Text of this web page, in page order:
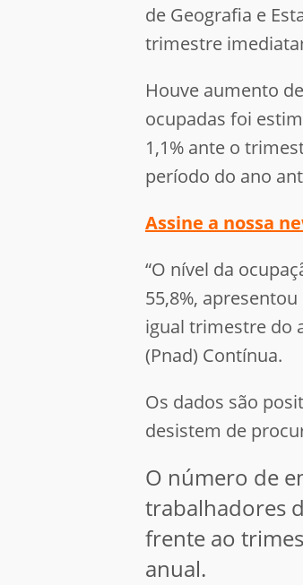
de Geografia e
trimestre
Houve aumento
ocupadas foi
1,1% ante o
período do ano
Assine a nossa
“O nível da
55,8%,
igual trimestre do
(Pnad) Contínua.
Os dados são
desistem de
O número de
trabalhadores
frente ao
anual.